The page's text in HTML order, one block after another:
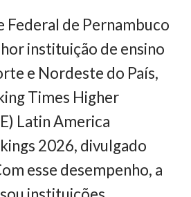
Federal de Pernambuco
instituição de ensino
e Nordeste do País,
Times Higher
Latin America
2026, divulgado
esse desempenho, a